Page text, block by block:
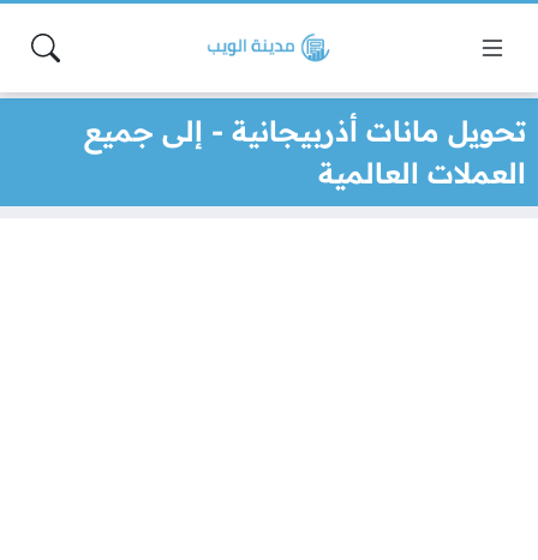
تحويل مانات أذربيجانية - إلى جميع
العملات العالمية